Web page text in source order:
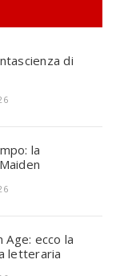
di
la
Age: ecco la
letteraria